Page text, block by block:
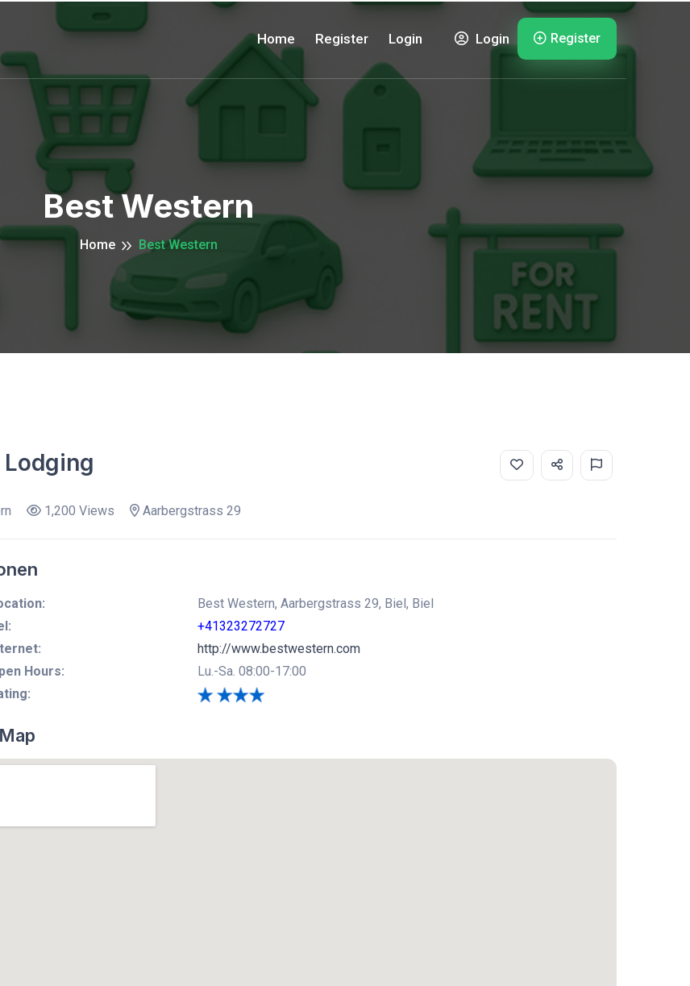
Home Register Login Login Register
Best Western
Home Best Western
Lodging
1,200 Views Aarbergstrass 29
Best Western, Aarbergstrass 29, Biel, Biel
+41323272727
http://www.bestwestern.com
Hours:
Lu.-Sa. 08:00-17:00